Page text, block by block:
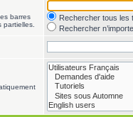
barres
Rechercher tous les
Rechercher